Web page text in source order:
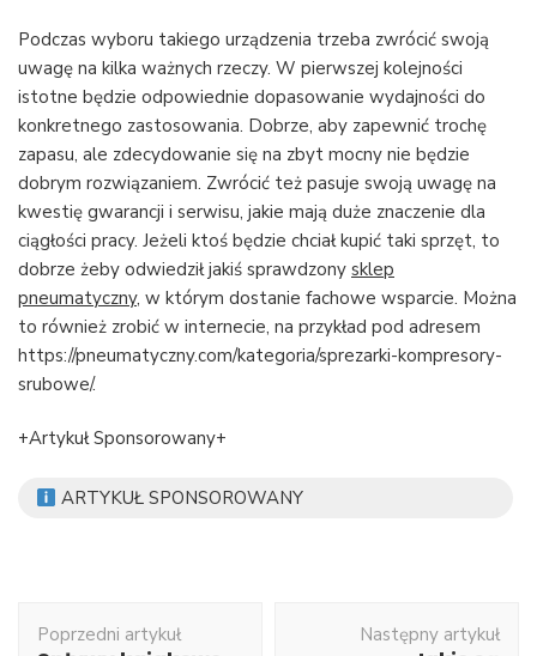
Podczas wyboru takiego urządzenia trzeba zwrócić swoją
uwagę na kilka ważnych rzeczy. W pierwszej kolejności
istotne będzie odpowiednie dopasowanie wydajności do
konkretnego zastosowania. Dobrze, aby zapewnić trochę
zapasu, ale zdecydowanie się na zbyt mocny nie będzie
dobrym rozwiązaniem. Zwrócić też pasuje swoją uwagę na
kwestię gwarancji i serwisu, jakie mają duże znaczenie dla
ciągłości pracy. Jeżeli ktoś będzie chciał kupić taki sprzęt, to
dobrze żeby odwiedził jakiś sprawdzony sklep
pneumatyczny, w którym dostanie fachowe wsparcie. Można
to również zrobić w internecie, na przykład pod adresem
https://pneumatyczny.com/kategoria/sprezarki-kompresory-
srubowe/.
+Artykuł Sponsorowany+
ARTYKUŁ SPONSOROWANY
wpisu
Poprzedni artykuł Następny artykuł